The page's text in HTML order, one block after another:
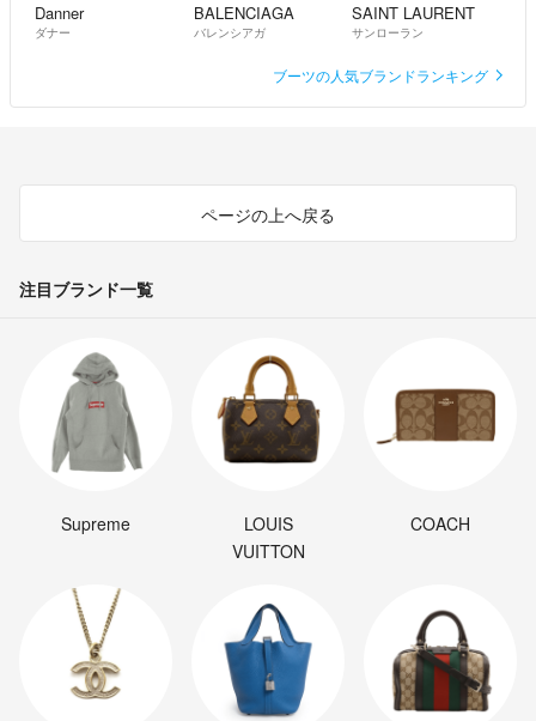
Danner
ダナー
BALENCIAGA
バレンシアガ
SAINT LAURENT
サンローラン
ブーツの人気ブランドランキング
ページの上へ戻る
注目ブランド一覧
Supreme
LOUIS
VUITTON
COACH